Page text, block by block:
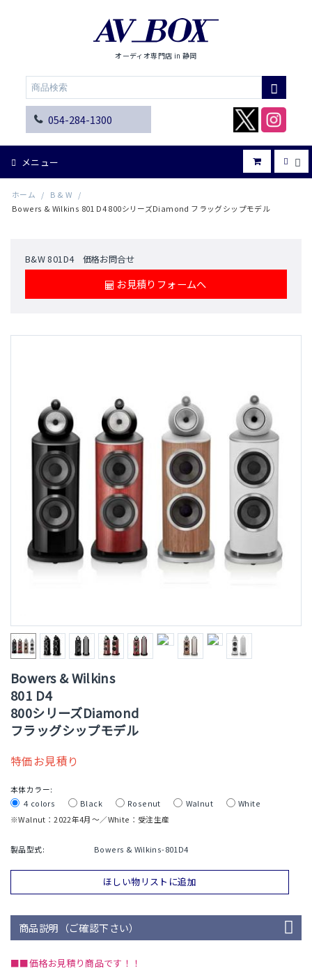
オーディオ専門店 in 静岡
054-284-1300
メニュー
ホーム / B & W
/
Bowers & Wilkins 801 D4 800シリーズDiamond フラッグシップモデル
B&W 801D4 価格お問合せ
お見積りフォームへ
Bowers & Wilkins
801 D4
800シリーズDiamond
フラッグシップモデル
特価お見積り
本体カラー:
４colors
Black Rosenut Walnut
White
※Walnut：2022年4月～／White：受注生産
製品型式: Bowers & Wilkins-801D4
ほしい物リストに追加
商品説明（ご確認下さい）
■■価格お見積り商品です！！